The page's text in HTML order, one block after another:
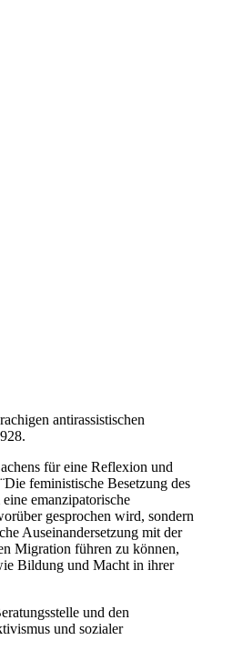
antirassistischen
für eine Reflexion und
feministische Besetzung des
emanzipatorische
gesprochen wird, sondern
Auseinandersetzung mit der
Migration führen zu können,
Bildung und Macht in ihrer
und den
und sozialer